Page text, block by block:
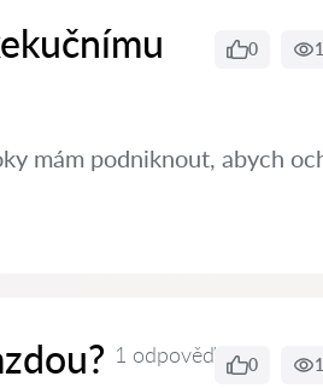
0
mám podniknout, abych
1 odpověď 0